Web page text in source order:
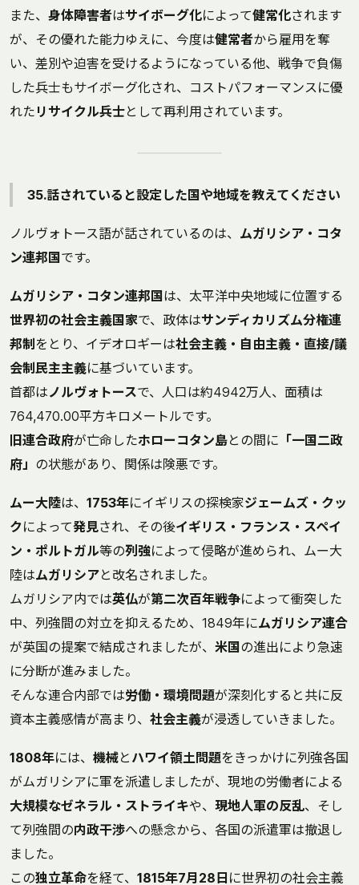
また、 身体障害者はサイボーグ化によって健常化されます
が、その優れた能力ゆえに、今度は健常者から雇用を奪
い、差別や迫害を受けるようになっている他、戦争で負傷
した兵士もサイボーグ化され、コストパフォーマンスに優
れた リサイクル兵士として再利用されています。
35.話されていると設定した国や地域を教えてください
ノルヴォトース語が話されているのは、 ムガリシア・コタ
ン連邦国 です。
ムガリシア・コタン連邦国 は、太平洋中央地域に位置する
世界初の社会主義国家で、政体はサンディカリズム分権連
邦制をとり、イデオロギーは社会主義・自由主義・直接/議
会制民主主義に基づいています。
首都はノルヴォトースで、人口は約4942万人、面積は
764,470.00平方キロメートルです。
旧連合政府が亡命したホローコタン島との間に 「一国二政
府」 の状態があり、関係は険悪です。
ムー大陸は、 1753年にイギリスの探検家ジェームズ・クッ
クによって発見され、その後イギリス・フランス・スペイ
ン・ポルトガル等の列強によって侵略が進められ、ムー大
陸はムガリシアと改名されました。
ムガリシア内では英仏が第二次百年戦争によって衝突した
中、列強間の対立を抑えるため、1849年にムガリシア連合
が英国の提案で結成されましたが、 米国 の進出により急速
に分断が進みました。
そんな連合内部では労働・環境問題が深刻化すると共に反
資本主義感情が高まり、 社会主義が浸透していきました。
1808年には、 機械と ハワイ領土問題をきっかけに列強各国
がムガリシアに軍を派遣しましたが、現地の労働者による
大規模なゼネラル・ストライキや、 現地人軍の反乱、そし
て列強間の内政干渉への懸念から、各国の派遣軍は撤退し
ました。
この独立革命を経て、 1815年7月28日 に世界初の社会主義